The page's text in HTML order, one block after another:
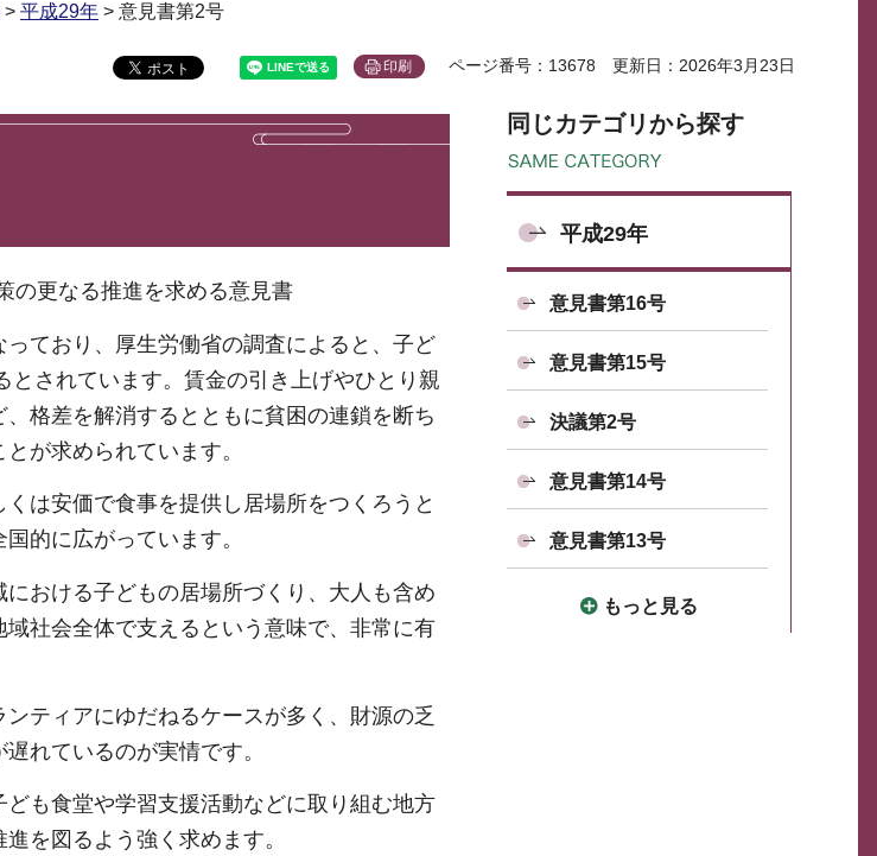
> 平成29年 > 意見書第2号
印刷 ページ番号：13678 更新日：2026年3月23日
の更なる推進を求める意見書
ており、厚生労働省の調査によると、子ど
されています。賃金の引き上げやひとり親
格差を解消するとともに貧困の連鎖を断ち
が求められています。
は安価で食事を提供し居場所をつくろうと
的に広がっています。
おける子どもの居場所づくり、大人も含め
社会全体で支えるという意味で、非常に有
ティアにゆだねるケースが多く、財源の乏
れているのが実情です。
も食堂や学習支援活動などに取り組む地方
を図るよう強く求めます。
同じカテゴリから探す
平成29年
意見書第16号
意見書第15号
決議第2号
意見書第14号
意見書第13号
もっと見る